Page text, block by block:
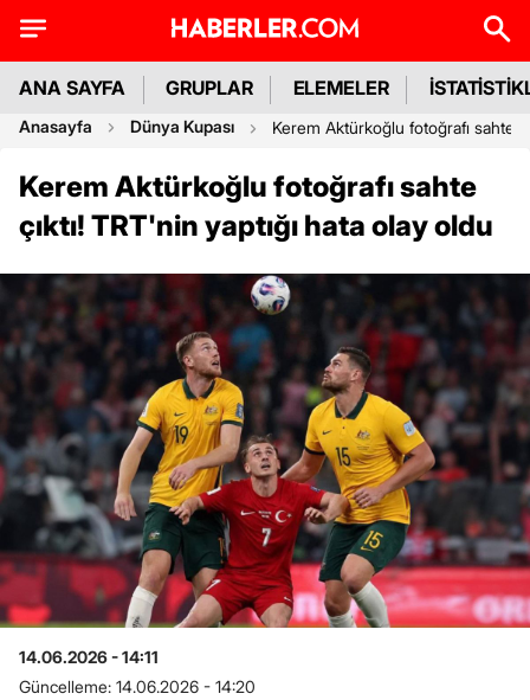
ANA SAYFA GRUPLAR ELEMELER
Anasayfa Dünya Kupası Kerem Aktürkoğlu fotoğrafı sahte
Kerem Aktürkoğlu fotoğrafı sahte
çıktı! TRT'nin yaptığı hata olay oldu
14.06.2026 - 14:11
Güncelleme: 14.06.2026 - 14:20